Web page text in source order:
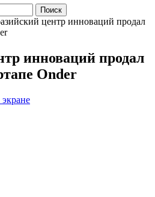
центр инноваций продал
инноваций продал
Onder